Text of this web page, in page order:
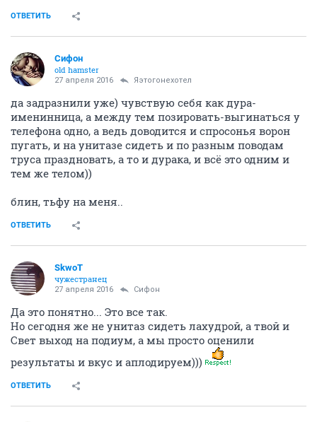
ОТВЕТИТЬ
Сифон
old hamster
27 апреля 2016 Яэтогонехотел
да задразнили уже) чувствую себя как дура-
именинница, а между тем позировать-выгинаться у
телефона одно, а ведь доводится и спросонья ворон
пугать, и на унитазе сидеть и по разным поводам
труса праздновать, а то и дурака, и всё это одним и
тем же телом))
блин, тьфу на меня..
ОТВЕТИТЬ
SkwоT
чужестранец
27 апреля 2016 Сифон
Да это понятно... Это все так.
Но сегодня же не унитаз сидеть лахудрой, а твой и
Свет выход на подиум, а мы просто оценили
результаты и вкус и аплодируем)))
ОТВЕТИТЬ